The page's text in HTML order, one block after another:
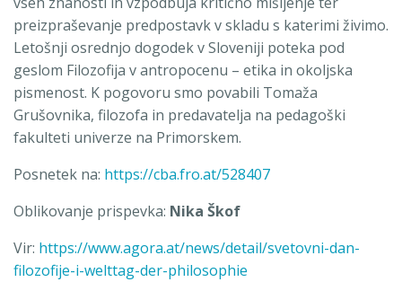
preizpraševanje predpostavk v skladu s katerimi živimo.
Letošnji osrednjo dogodek v Sloveniji poteka pod
geslom Filozofija v antropocenu – etika in okoljska
pismenost. K pogovoru smo povabili Tomaža
Grušovnika, filozofa in predavatelja na pedagoški
fakulteti univerze na Primorskem.
Posnetek na: https://cba.fro.at/528407
Oblikovanje prispevka: Nika Škof
Vir: https://www.agora.at/news/detail/svetovni-dan-
filozofije-i-welttag-der-philosophie